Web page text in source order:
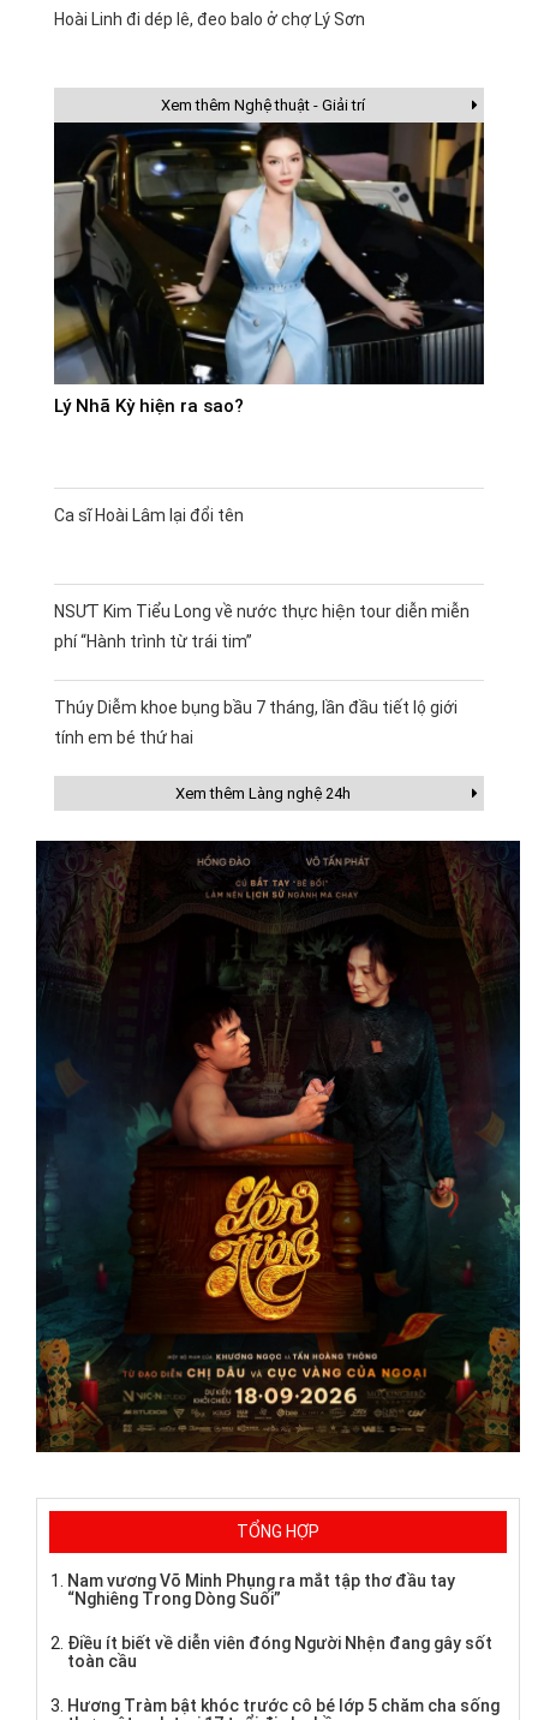
Hoài Linh đi dép lê, đeo balo ở chợ Lý Sơn
Xem thêm Nghệ thuật - Giải trí
Lý Nhã Kỳ hiện ra sao?
Ca sĩ Hoài Lâm lại đổi tên
NSƯT Kim Tiểu Long về nước thực hiện tour diễn miễn
phí “Hành trình từ trái tim”
Thúy Diễm khoe bụng bầu 7 tháng, lần đầu tiết lộ giới
tính em bé thứ hai
Xem thêm Làng nghệ 24h
TỔNG HỢP
Nam vương Võ Minh Phụng ra mắt tập thơ đầu tay
“Nghiêng Trong Dòng Suối”
Điều ít biết về diễn viên đóng Người Nhện đang gây sốt
toàn cầu
Hương Tràm bật khóc trước cô bé lớp 5 chăm cha sống